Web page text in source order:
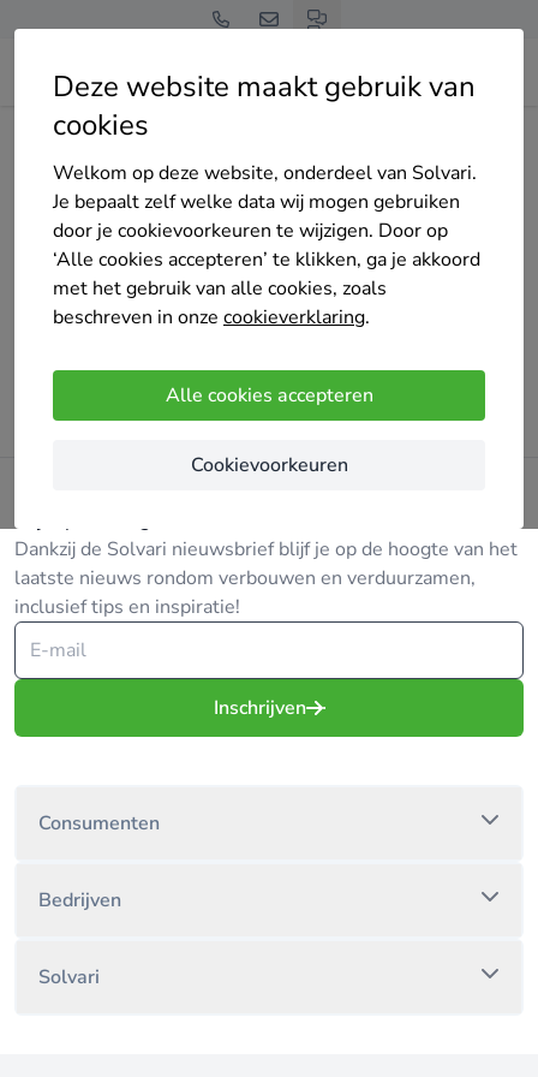
Deze website maakt gebruik van
cookies
Welkom op deze website, onderdeel van Solvari.
Je bepaalt zelf welke data wij mogen gebruiken
door je cookievoorkeuren te wijzigen. Door op
‘Alle cookies accepteren’ te klikken, ga je akkoord
met het gebruik van alle cookies, zoals
beschreven in onze cookieverklaring.
Alle cookies accepteren
Cookievoorkeuren
Home Bedrijven overzicht
Oeps!
Er ging iets mis bij het laden van de pagina. Probeer het
Probeer opnieuw
Blijf op de hoogte!
Dankzij de Solvari nieuwsbrief blijf je op de hoogte van het
laatste nieuws rondom verbouwen en verduurzamen,
inclusief tips en inspiratie!
Inschrijven
Consumenten
Bedrijven
Solvari